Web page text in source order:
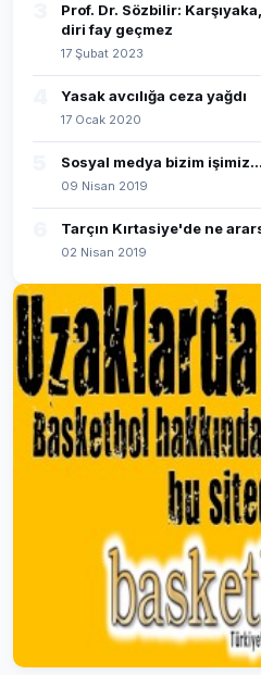
Prof. Dr. Sözbilir:
diri fay geçmez
17 Şubat 2023
Yasak avcılığa ceza yağdı
17 Ocak 2020
Sosyal medya bizim işimiz...
09 Nisan 2019
Tarçın Kırtasiye'de ne
02 Nisan 2019